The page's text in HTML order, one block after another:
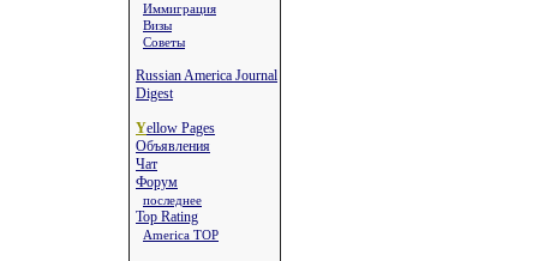
Иммиграция
Визы
Советы
Russian America Journal
Digest
Yellow Pages
Объявления
Чат
Форум
последнее
Top Rating
America TOP